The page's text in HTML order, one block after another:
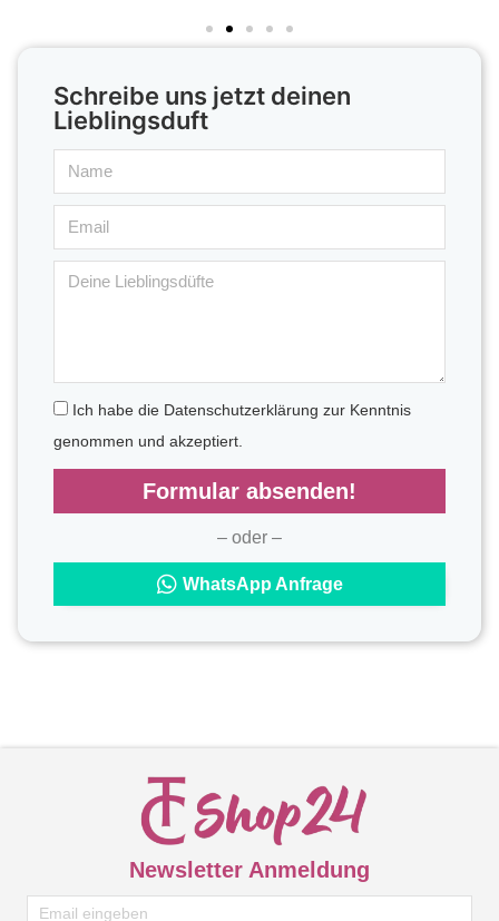
Schreibe uns jetzt deinen
Lieblingsduft
Ich habe die Datenschutzerklärung zur Kenntnis
genommen und akzeptiert.
Formular absenden!
– oder –
WhatsApp Anfrage
Newsletter Anmeldung